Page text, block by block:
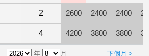
2 2600 2400 2400
4 4200 3800 3800
年 月 下個月 >